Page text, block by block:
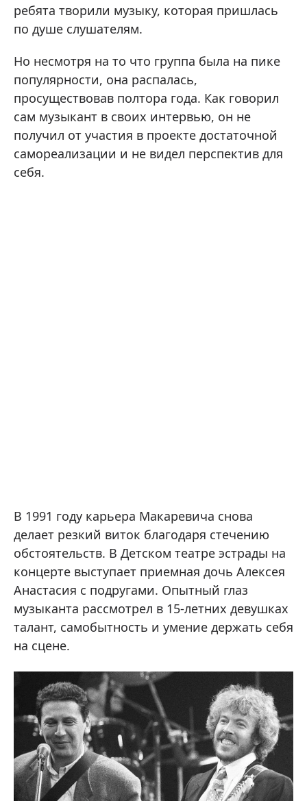
ребята творили музыку, которая пришлась
по душе слушателям.
Но несмотря на то что группа была на пике
популярности, она распалась,
просуществовав полтора года. Как говорил
сам музыкант в своих интервью, он не
получил от участия в проекте достаточной
самореализации и не видел перспектив для
себя.
В 1991 году карьера Макаревича снова
делает резкий виток благодаря стечению
обстоятельств. В Детском театре эстрады на
концерте выступает приемная дочь Алексея
Анастасия с подругами. Опытный глаз
музыканта рассмотрел в 15-летних девушках
талант, самобытность и умение держать себя
на сцене.